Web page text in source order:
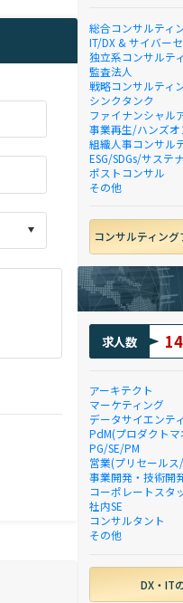
総合コンサルティ
IT/DX & サイバー
独立系コンサルテ
監査法人
戦略コンサルティ
シンクタンク
ファイナンシャル
事業再生/ハンズ
組織人事コンサル
ESG/SDGs/サステ
ポストコンサル
その他
コンサルティン
求人数
アーキテクト
マーケティング
データサイエンテ
PdM(プロダクトマ
PG/SE/PM
営業(プリセール
事業開発・技術開
コーポレートスタ
社内SE
コンサルタント
その他
DX・IT